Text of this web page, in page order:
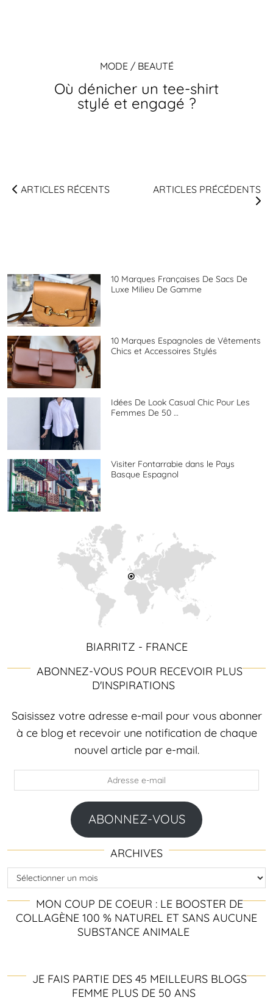
MODE / BEAUTÉ
Où dénicher un tee-shirt
stylé et engagé ?
ARTICLES RÉCENTS ARTICLES PRÉCÉDENTS
10 Marques Françaises De Sacs De
Luxe Milieu De Gamme
10 Marques Espagnoles de Vêtements
Chics et Accessoires Stylés
Idées De Look Casual Chic Pour Les
Femmes De 50 …
Visiter Fontarrabie dans le Pays
Basque Espagnol
BIARRITZ - FRANCE
ABONNEZ-VOUS POUR RECEVOIR PLUS
D'INSPIRATIONS
Saisissez votre adresse e-mail pour vous abonner
à ce blog et recevoir une notification de chaque
nouvel article par e-mail.
e-
ABONNEZ-VOUS
ARCHIVES
Archives
MON COUP DE COEUR : LE BOOSTER DE
COLLAGÈNE 100 % NATUREL ET SANS AUCUNE
SUBSTANCE ANIMALE
JE FAIS PARTIE DES 45 MEILLEURS BLOGS
FEMME PLUS DE 50 ANS